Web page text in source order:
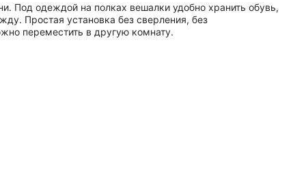
Под одеждой на полках вешалки удобно хранить обувь,
Простая установка без сверления, без
переместить в другую комнату.​​​​​​